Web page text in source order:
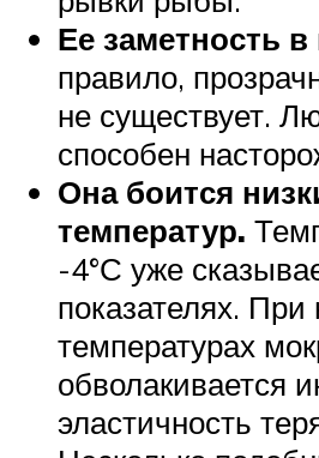
Ее заметность в
правило,
не существует.
способен
Она боится
температур.
-4°С уже
показателях. При
температурах
обволакивается
эластичность